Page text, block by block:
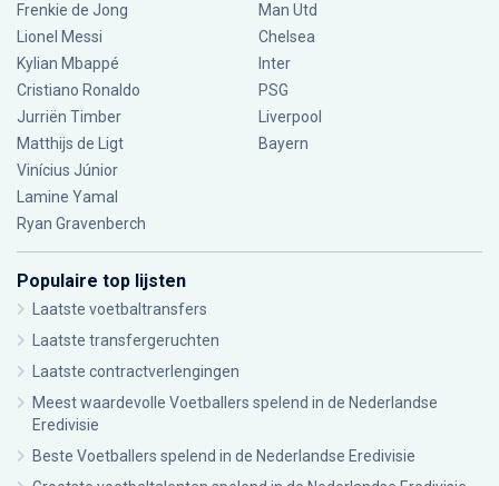
Frenkie de Jong
Lionel Messi
Kylian Mbappé
Cristiano Ronaldo
Jurriën Timber
Matthijs de Ligt
Vinícius Júnior
Lamine Yamal
Ryan Gravenberch
Man Utd
Chelsea
Inter
PSG
Liverpool
Bayern
Populaire top lijsten
Laatste voetbaltransfers
Laatste transfergeruchten
Laatste contractverlengingen
Meest waardevolle Voetballers spelend in de Nederlandse
Eredivisie
Beste Voetballers spelend in de Nederlandse Eredivisie